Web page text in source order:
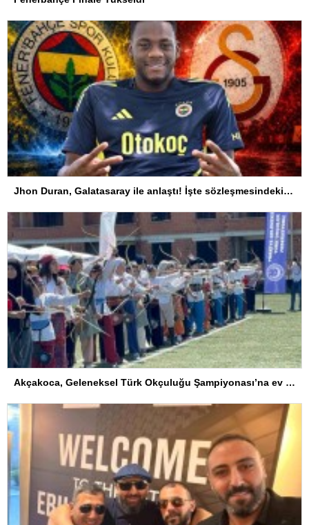
Jhon Duran, Galatasaray ile anlaştı! İşte sözleşmesindeki özel madde
Akçakoca, Geleneksel Türk Okçuluğu Şampiyonası’na ev sahipliği yapıyor